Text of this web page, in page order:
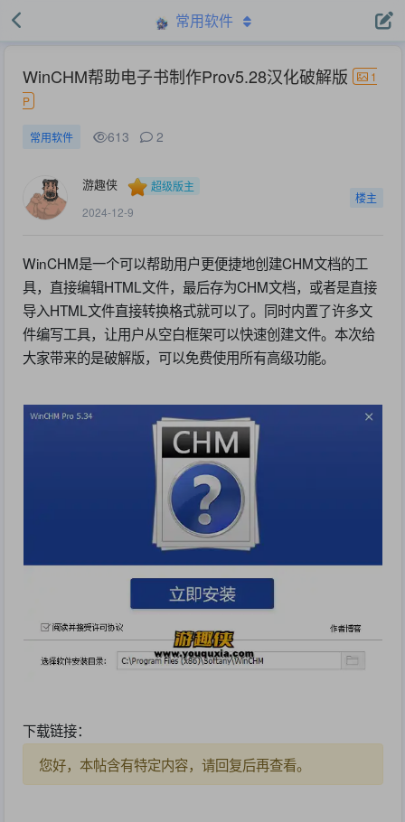
常用软件
WinCHM帮助电子书制作Prov5.28汉化破解版
1
P
常用软件 613 2
游趣侠
超级版主
2024-12-9
楼主
WinCHM是一个可以帮助用户更便捷地创建CHM文档的工
具，直接编辑HTML文件，最后存为CHM文档，或者是直接
导入HTML文件直接转换格式就可以了。同时内置了许多文
件编写工具，让用户从空白框架可以快速创建文件。本次给
大家带来的是破解版，可以免费使用所有高级功能。
下载链接：
您好，本帖含有特定内容，请回复后再查看。